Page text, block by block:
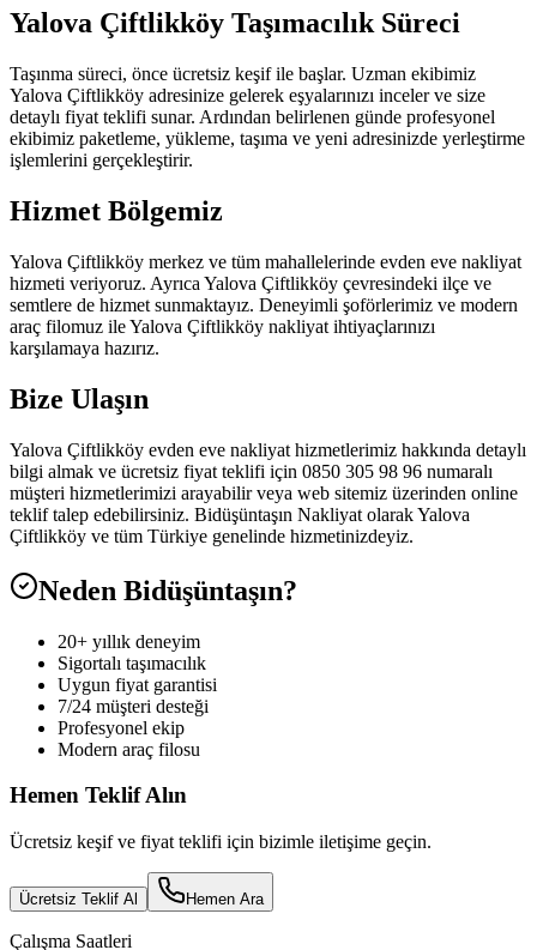
Yalova Çiftlikköy Taşımacılık Süreci
Taşınma süreci, önce ücretsiz keşif ile başlar. Uzman ekibimiz
Yalova Çiftlikköy adresinize gelerek eşyalarınızı inceler ve size
detaylı fiyat teklifi sunar. Ardından belirlenen günde profesyonel
ekibimiz paketleme, yükleme, taşıma ve yeni adresinizde yerleştirme
işlemlerini gerçekleştirir.
Hizmet Bölgemiz
Yalova Çiftlikköy merkez ve tüm mahallelerinde evden eve nakliyat
hizmeti veriyoruz. Ayrıca Yalova Çiftlikköy çevresindeki ilçe ve
semtlere de hizmet sunmaktayız. Deneyimli şoförlerimiz ve modern
araç filomuz ile Yalova Çiftlikköy nakliyat ihtiyaçlarınızı
karşılamaya hazırız.
Bize Ulaşın
Yalova Çiftlikköy evden eve nakliyat hizmetlerimiz hakkında detaylı
bilgi almak ve ücretsiz fiyat teklifi için 0850 305 98 96 numaralı
müşteri hizmetlerimizi arayabilir veya web sitemiz üzerinden online
teklif talep edebilirsiniz. Bidüşüntaşın Nakliyat olarak Yalova
Çiftlikköy ve tüm Türkiye genelinde hizmetinizdeyiz.
Neden Bidüşüntaşın?
20+ yıllık deneyim
Sigortalı taşımacılık
Uygun fiyat garantisi
7/24 müşteri desteği
Profesyonel ekip
Modern araç filosu
Hemen Teklif Alın
Ücretsiz keşif ve fiyat teklifi için bizimle iletişime geçin.
Ücretsiz Teklif Al Hemen Ara
Çalışma Saatleri